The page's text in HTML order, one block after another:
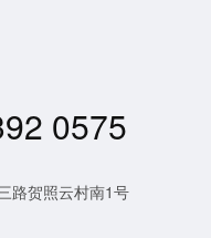
0575
路贺照云村南1号